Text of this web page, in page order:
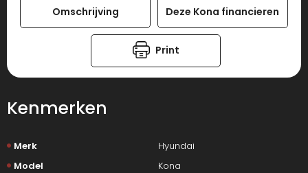
Omschrijving Deze Kona financieren
Print
Kenmerken
Merk
Hyundai
Model
Kona